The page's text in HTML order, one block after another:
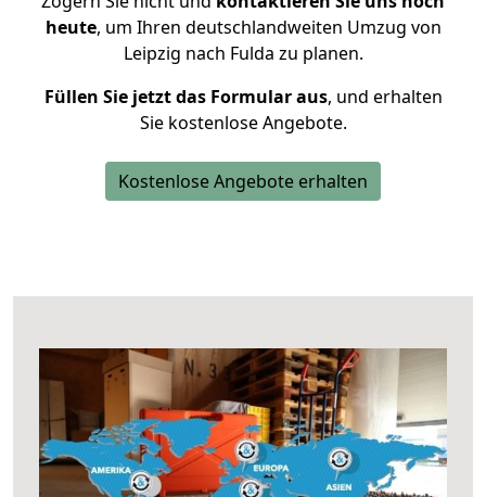
heute, um Ihren deutschlandweiten Umzug von
Leipzig nach Fulda zu planen.
Füllen Sie jetzt das Formular aus, und erhalten
Sie kostenlose Angebote.
Kostenlose Angebote erhalten